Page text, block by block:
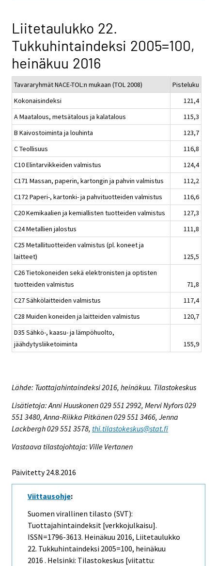
Liitetaulukko 22.
Tukkuhintaindeksi 2005=100,
heinäkuu 2016
Tavararyhmät NACE-TOL:n mukaan (TOL 2008)
Pisteluku
Kokonaisindeksi
121,4
A Maatalous, metsätalous ja kalatalous
115,3
B Kaivostoiminta ja louhinta
123,7
C Teollisuus
116,8
C10 Elintarvikkeiden valmistus
124,4
C171 Massan, paperin, kartongin ja pahvin valmistus
112,2
C172 Paperi-, kartonki- ja pahvituotteiden valmistus
116,6
C20 Kemikaalien ja kemiallisten tuotteiden valmistus
127,3
C24 Metallien jalostus
111,8
C25 Metallituotteiden valmistus (pl. koneet ja
laitteet)
125,5
C26 Tietokoneiden sekä elektronisten ja optisten
tuotteiden valmistus
71,8
C27 Sähkölaitteiden valmistus
117,4
C28 Muiden koneiden ja laitteiden valmistus
120,7
D35 Sähkö-, kaasu- ja lämpöhuolto,
jäähdytysliiketoiminta
155,9
Lähde: Tuottajahintaindeksi 2016, heinäkuu. Tilastokeskus
Lisätietoja: Anni Huuskonen 029 551 2992, Mervi Nyfors 029
551 3480, Anna-Riikka Pitkänen 029 551 3466, Jenna
Lackbergh 029 551 3578, thi.tilastokeskus@stat.fi
Vastaava tilastojohtaja: Ville Vertanen
Päivitetty 24.8.2016
Viittausohje:
Suomen virallinen tilasto (SVT):
Tuottajahintaindeksit [verkkojulkaisu].
ISSN=1796-3613. Heinäkuu 2016, Liitetaulukko
22. Tukkuhintaindeksi 2005=100, heinäkuu
2016 . Helsinki: Tilastokeskus [viitattu: